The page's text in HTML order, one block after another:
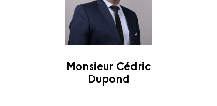
Monsieur Cédric
Dupond